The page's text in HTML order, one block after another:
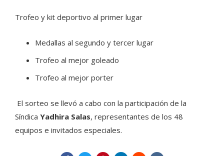
Trofeo y kit deportivo al primer lugar
Medallas al segundo y tercer lugar
Trofeo al mejor goleado
Trofeo al mejor porter
El sorteo se llevó a cabo con la participación de la
Síndica Yadhira Salas, representantes de los 48
equipos e invitados especiales.